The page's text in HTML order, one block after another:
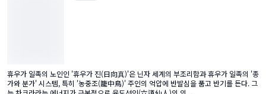
휴우가 일족의 노인인 '휴우가 진(日向真)'은 닌자 세계의 부조리함과 휴우가 일족의 '종
가와 분가' 시스템, 특히 '농중조(籠中鳥)' 주인의 억압에 반발심을 품고 반기를 든다. 그